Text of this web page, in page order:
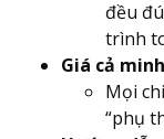
đều
trình
Giá cả
Mọi
“phụ